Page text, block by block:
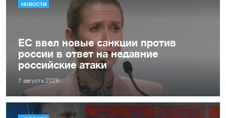
НОВОСТИ
ЕС ввел новые санкции против
россии в ответ на недавние
российские атаки
7 августа 2026